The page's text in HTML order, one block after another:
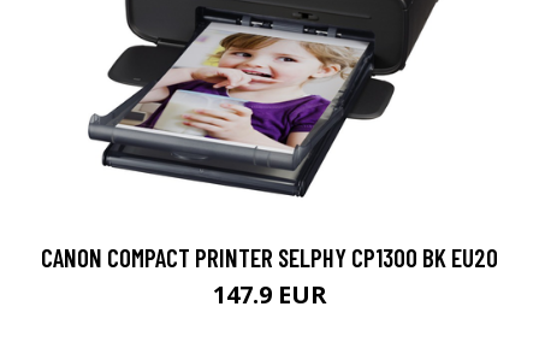
CANON COMPACT PRINTER SELPHY CP1300 BK EU20
147.9 EUR